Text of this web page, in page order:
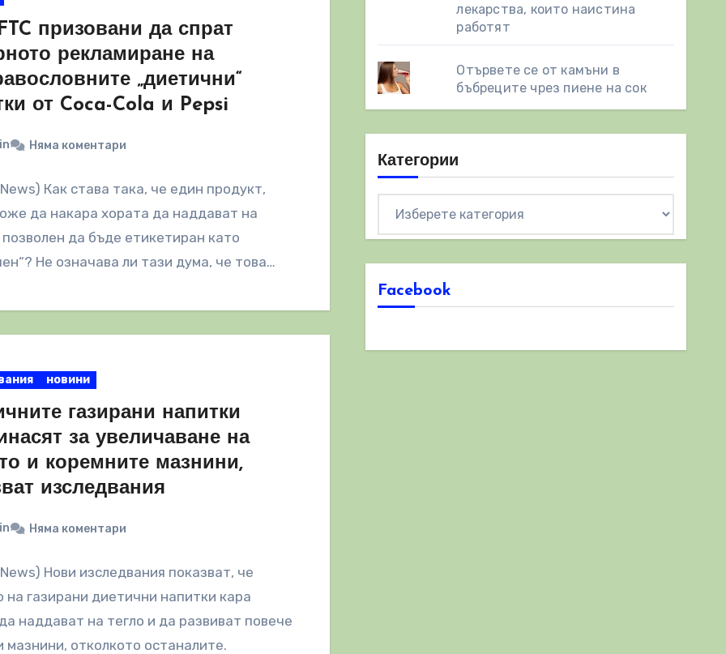
призовани да спрат
рекламиране на
„диетични“
от Coca-Cola и Pepsi
Няма коментари
Как става така, че един продукт,
да накара хората да наддават на
позволен да бъде етикетиран като
Не означава ли тази дума, че това…
новини
газирани напитки
за увеличаване на
и коремните мазнини,
изследвания
Няма коментари
Нови изследвания показват, че
на газирани диетични напитки кара
наддават на тегло и да развиват повече
мазнини, отколкото останалите.
лекарства, които наистина
работят
Отървете се от камъни в
бъбреците чрез пиене на сок
Категории
Facebook